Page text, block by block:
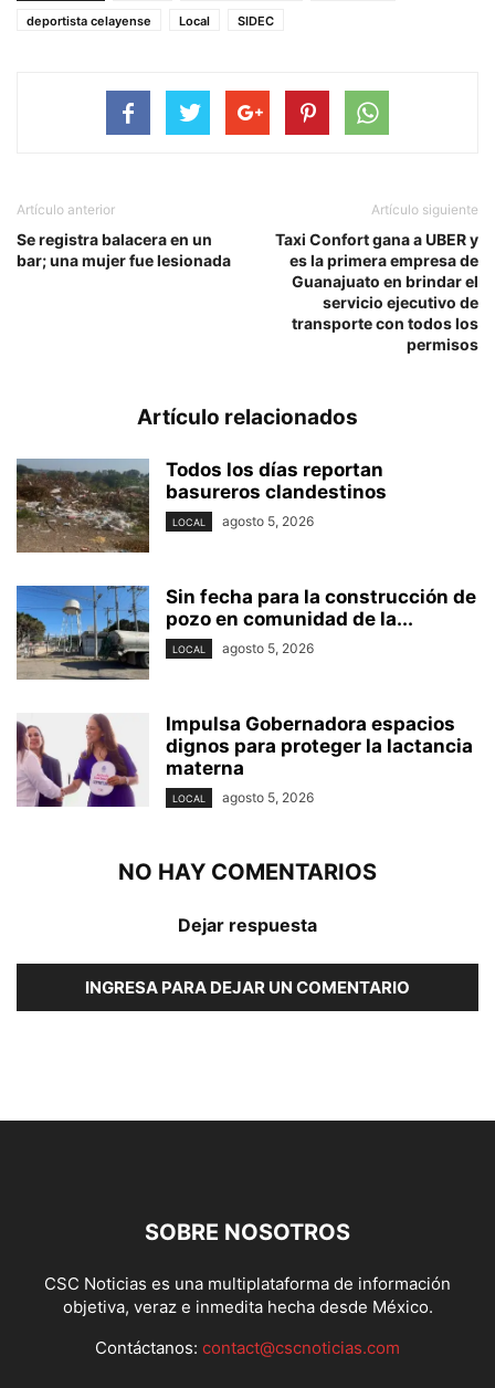
deportista celayense
Local SIDEC
Artículo anterior
Se registra balacera en un
bar; una mujer fue lesionada
Artículo siguiente
Taxi Confort gana a UBER y
es la primera empresa de
Guanajuato en brindar el
servicio ejecutivo de
transporte con todos los
permisos
Artículo relacionados
Todos los días reportan
basureros clandestinos
LOCAL agosto 5, 2026
Sin fecha para la construcción de
pozo en comunidad de la...
LOCAL agosto 5, 2026
Impulsa Gobernadora espacios
dignos para proteger la lactancia
materna
LOCAL agosto 5, 2026
NO HAY COMENTARIOS
Dejar respuesta
INGRESA PARA DEJAR UN COMENTARIO
SOBRE NOSOTROS
CSC Noticias es una multiplataforma de información
objetiva, veraz e inmedita hecha desde México.
Contáctanos: contact@cscnoticias.com